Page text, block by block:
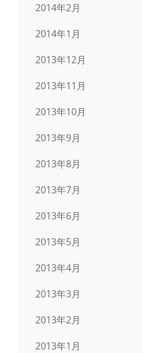
2014年2月
2014年1月
2013年12月
2013年11月
2013年10月
2013年9月
2013年8月
2013年7月
2013年6月
2013年5月
2013年4月
2013年3月
2013年2月
2013年1月